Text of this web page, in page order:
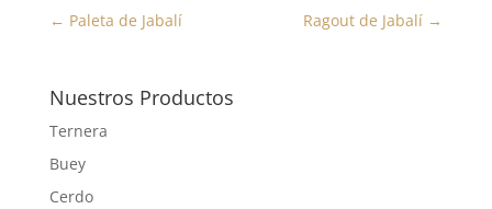
← Paleta de Jabalí Ragout de Jabalí →
Nuestros Productos
Ternera
Buey
Cerdo